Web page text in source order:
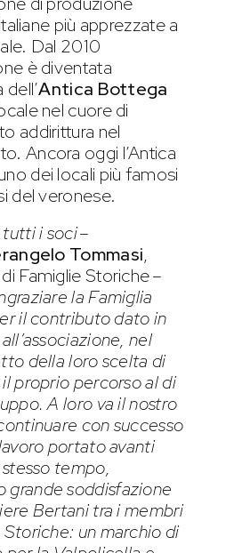
più apprezzate a
Dal 2010
è diventata
Antica Bottega
nel cuore di
addirittura nel
Ancora oggi l’Antica
dei locali più famosi
del veronese.
tutti i soci–
Tommasi,
Famiglie Storiche–
la Famiglia
il contributo dato in
nel
della loro scelta di
proprio percorso al di
A loro va il nostro
con successo
portato avanti
tempo,
grande soddisfazione
Bertani tra i membri
un marchio di